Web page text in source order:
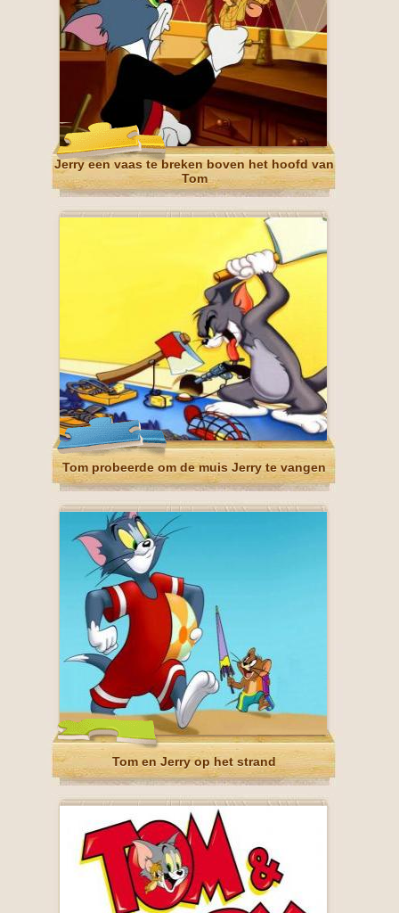
Jerry een vaas te breken boven het hoofd van
Tom
Tom probeerde om de muis Jerry te vangen
Tom en Jerry op het strand